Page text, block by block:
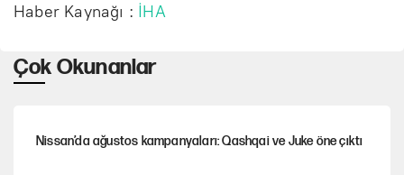
Haber Kaynağı : İHA
Çok Okunanlar
Nissan’da ağustos kampanyaları: Qashqai ve Juke öne çıktı